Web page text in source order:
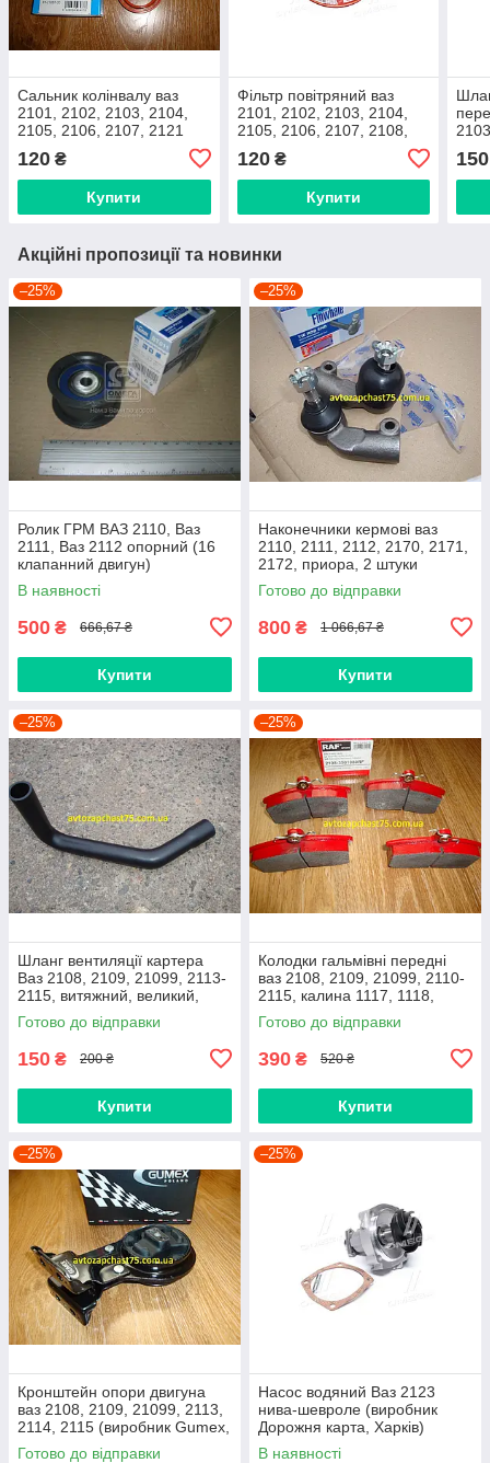
Сальник колінвалу ваз
2101, 2102, 2103, 2104,
2105, 2106, 2107, 2121
(розподільчий вал 1102
таврія) Victor Reinz
120 ₴
Купити
Фільтр повітряний ваз
2101, 2102, 2103, 2104,
2105, 2106, 2107, 2108,
карбюраторний двигун
(Дорожня карта, Харків)
120₴
Купити
150
Акційні пропозиції та новинки
–25%
Ролик ГРМ ВАЗ 2110, Ваз
2111, Ваз 2112 опорний (16
клапанний двигун)
В наявності
500 ₴ 666,67 ₴
Купити
–25%
Наконечники кермові ваз
2110, 2111, 2112, 2170, 2171,
2172, приора, 2 штуки
(виробник Finwhale,
Німеччина)
Готово до відправки
800 ₴ 1 066,67 ₴
Купити
–25%
Шланг вентиляції картера
Ваз 2108, 2109, 21099, 2113-
2115, витяжний, великий,
нижній
Готово до відправки
150 ₴ 200 ₴
Купити
–25%
Колодки гальмівні передні
ваз 2108, 2109, 21099, 2110-
2115, калина 1117, 1118,
1119, приора 2170 (Raf,
Латвія)
Готово до відправки
390 ₴ 520 ₴
Купити
–25%
Кронштейн опори двигуна
ваз 2108, 2109, 21099, 2113,
2114, 2115 (виробник Gumex,
Польща)
Готово до відправки
–25%
Насос водяний Ваз 2123
нива-шевроле (виробник
Дорожня карта, Харків)
В наявності